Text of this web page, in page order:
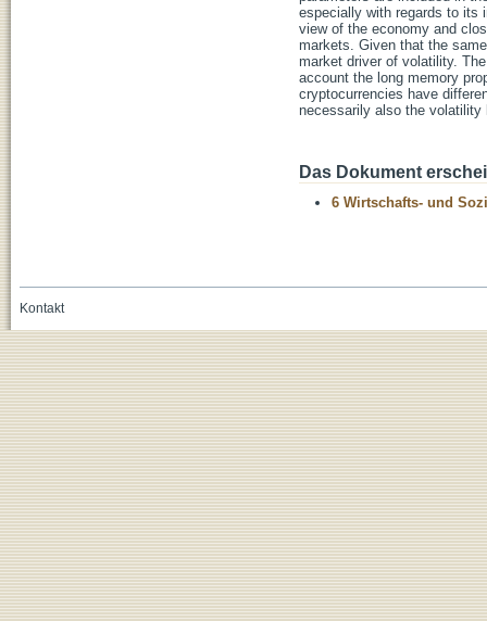
especially with regards to its
view of the economy and
markets. Given that the
market driver of volatility.
account the long memory
cryptocurrencies have
necessarily also the volatility
Das Dokument
6 Wirtschafts- und
Kontakt